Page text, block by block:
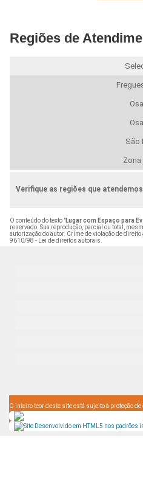
Regiões de
São
Zona
Verifique as regiões que atendemos
O conteúdo do texto "Lugar com Espaço para
reservado. Sua reprodução, parcial ou total,
autorização do autor. Crime de violação de
9610/98 - Lei de direitos autorais
O inteiro teor deste site está sujeito à proteção